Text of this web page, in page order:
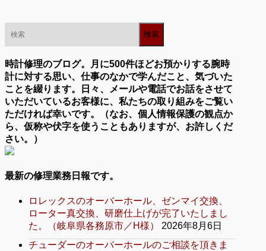
時計修理のブログ。月に500件ほどお預かりする腕時
計に対する思い、仕事のなかで学んだこと、気づいた
ことを綴ります。日々、メールや電話でお話をさせて
いただいているお客様に、私たちの取り組みをご覧い
ただければ幸いです。（なお、個人情報保護の観点か
ら、仮称や伏字を使うこともありますが、お許しくだ
さい。）
最新の修理業務日報です。
ロレックスのオーバーホール、ゼンマイ交換、
ローター真交換、研磨仕上げが完了いたしまし
た。（岐阜県各務原市／H様）
2026年8月6日
チューダーのオーバーホールのご相談を頂きま